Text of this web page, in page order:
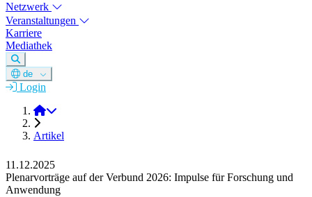
Netzwerk
Veranstaltungen
Karriere
Mediathek
de
Login
DGM e.V.
Artikel
11.12.2025
Plenarvorträge auf der Verbund 2026: Impulse für Forschung und
Anwendung